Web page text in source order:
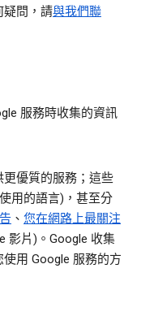
疑問，請與我們聯
服務時收集的資訊
優質的服務；這些
用的語言)，甚至分
、 您在網路上最關注
影片)。Google 收集
用 Google 服務的方